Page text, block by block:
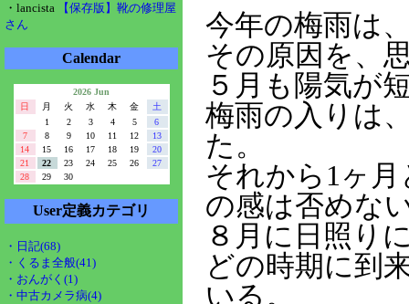
・lancista
【保存版】靴の修理屋
さん
Calendar
2026 Jun
日
月 火 水 木 金
土
1
2 3 4 5
6
7
8 9 10 11 12
13
14
15 16 17 18 19
20
21
22 23 24 25 26
27
28
29 30
User定義カテゴリ
・日記(68)
・くるま全般(41)
・おんがく(1)
・中古カメラ病(4)
今年の梅雨は
その原因を、
５月も陽気が
梅雨の入りは
た。
それから1ヶ
の感は否めな
８月に日照り
どの時期に到
いる。